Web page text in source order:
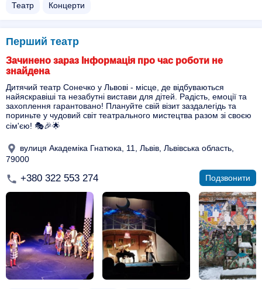
Театр Концерти
Перший театр
Зачинено зараз Інформація про час роботи не
знайдена
Дитячий театр Сонечко у Львові - місце, де відбуваються
найяскравіші та незабутні вистави для дітей. Радість, емоції та
захоплення гарантовано! Плануйте свій візит заздалегідь та
пориньте у чудовий світ театрального мистецтва разом зі своєю
сім'єю! 🎭🎉🌟
вулиця Академіка Гнатюка, 11, Львів, Львівська область,
79000
+380 322 553 274 Подзвонити